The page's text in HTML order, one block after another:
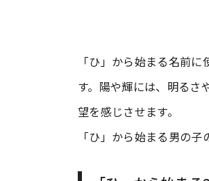
「ひ」から始まる名前
す。陽や輝には、明るさ
望を感じさせます。
「ひ」から始まる男の